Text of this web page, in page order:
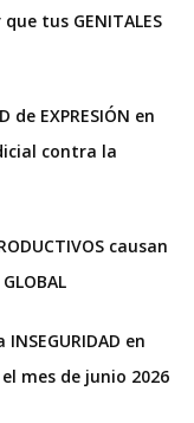
tus GENITALES
de EXPRESIÓN en
contra la
causan
INSEGURIDAD en
mes de junio 2026